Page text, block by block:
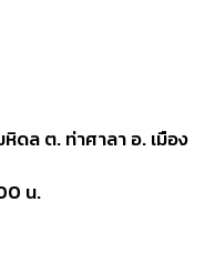
ดล ต. ท่าศาลา อ. เมือง
น.